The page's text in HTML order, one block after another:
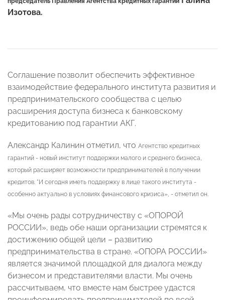
Изотова.
Соглашение позволит обеспечить эффективное
взаимодействие федерального института развития и
предпринимательского сообщества с целью
расширения доступа бизнеса к банковскому
кредитованию под гарантии АКГ.
Александр Калинин отметил, что Агентство кредитных
гарантий - новый институт поддержки малого и среднего бизнеса,
который расширяет возможности предпринимателей в получении
кредитов. "И сегодня иметь поддержку в лице такого института -
особенно актуально в условиях финансового кризиса», - отметил он.
«Мы очень рады сотрудничеству с «ОПОРОЙ
РОССИИ», ведь обе наши организации стремятся к
достижению общей цели – развитию
предпринимательства в стране. «ОПОРА РОССИИ»
является значимой площадкой для диалога между
бизнесом и представителями власти. Мы очень
рассчитываем, что вместе нам быстрее удастся